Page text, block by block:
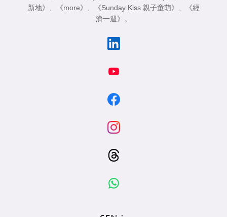
新地》 、 《more》 、 《Sunday Kiss 親子童萌》 、
《經
濟一週》 。